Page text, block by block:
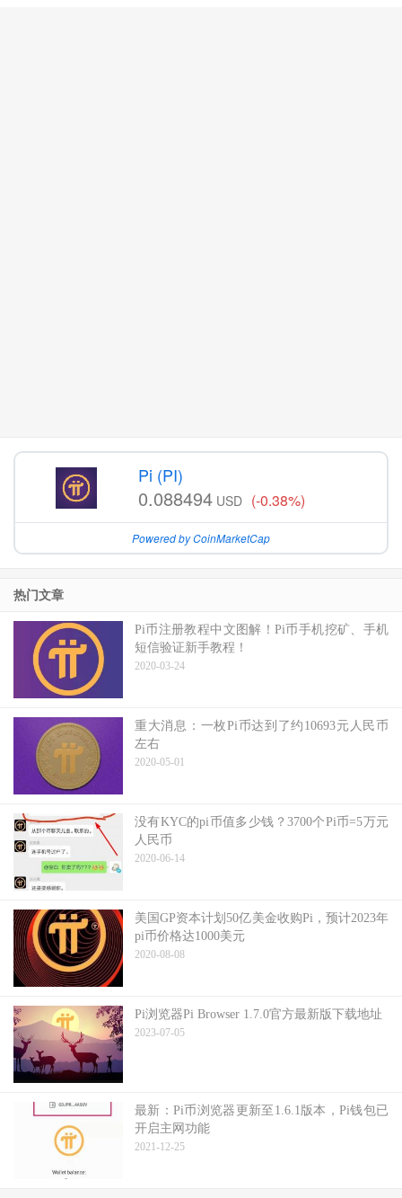
Pi (PI)
0.088494 USD (-0.38%)
Powered by CoinMarketCap
热门文章
Pi币注册教程中文图解！Pi币手机挖矿、手机
短信验证新手教程！
2020-03-24
重大消息：一枚Pi币达到了约10693元人民币
左右
2020-05-01
没有KYC的pi币值多少钱？3700个Pi币=5万元
人民币
2020-06-14
美国GP资本计划50亿美金收购Pi，预计2023年
pi币价格达1000美元
2020-08-08
Pi浏览器Pi Browser 1.7.0官方最新版下载地址
2023-07-05
最新：Pi币浏览器更新至1.6.1版本，Pi钱包已
开启主网功能
2021-12-25